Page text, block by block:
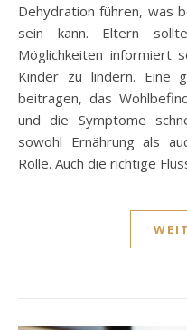
Dehydration führen, was
sein kann. Eltern
Möglichkeiten informiert
Kinder zu lindern. Eine
beitragen, das
und die Symptome
sowohl Ernährung als
Rolle. Auch die richtige